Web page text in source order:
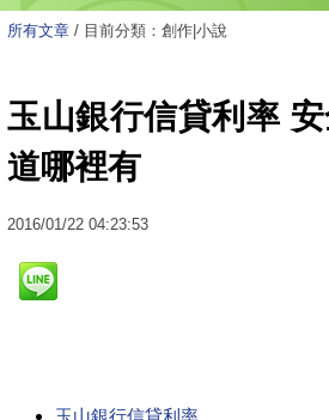
所有文章 / 目前分類：創作|小說
玉山銀行信貸利率
道哪裡有
2016/01/22 04:23:53
玉山銀行信貸利率